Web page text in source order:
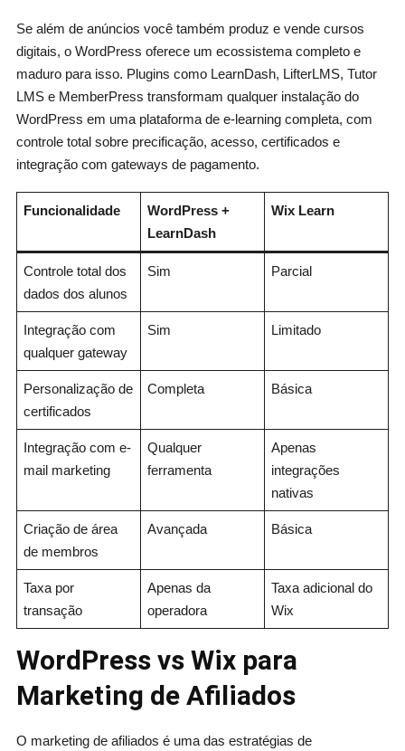
Se além de anúncios você também produz e vende cursos
digitais, o WordPress oferece um ecossistema completo e
maduro para isso. Plugins como LearnDash, LifterLMS, Tutor
LMS e MemberPress transformam qualquer instalação do
WordPress em uma plataforma de e-learning completa, com
controle total sobre precificação, acesso, certificados e
integração com gateways de pagamento.
Funcionalidade
WordPress +
LearnDash
Wix Learn
Controle total dos
dados dos alunos
Sim Parcial
Integração com
qualquer gateway
Sim Limitado
Personalização de
certificados
Completa Básica
Integração com e-
mail marketing
Qualquer
ferramenta
Apenas
integrações
nativas
Criação de área
de membros
Avançada Básica
Taxa por
transação
Apenas da
operadora
Taxa adicional do
Wix
WordPress vs Wix para
Marketing de Afiliados
O marketing de afiliados é uma das estratégias de